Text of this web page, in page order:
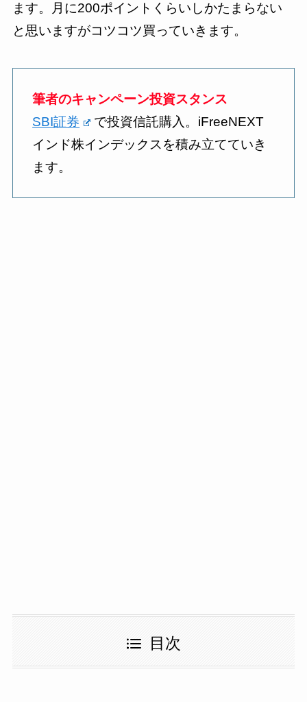
ます。月に200ポイントくらいしかたまらない
と思いますがコツコツ買っていきます。
筆者のキャンペーン投資スタンス
SBI証券
で投資信託購入。iFreeNEXT
インド株インデックスを積み立てていき
ます。
目次